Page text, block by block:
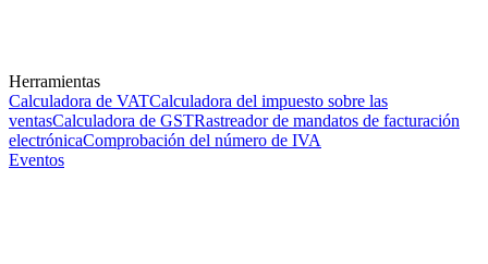
Herramientas
Calculadora de VATCalculadora del impuesto sobre las
ventasCalculadora de GSTRastreador de mandatos de facturación
electrónicaComprobación del número de IVA
Eventos